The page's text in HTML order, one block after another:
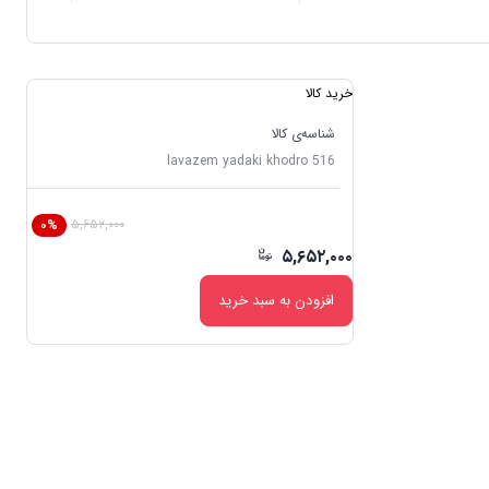
خرید کالا
شناسه‌ی کالا
lavazem yadaki khodro 516
۵,۶۵۲,۰۰۰ ۰%
۵,۶۵۲,۰۰۰
افزودن به سبد خرید